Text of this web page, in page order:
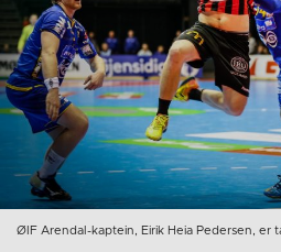
ØIF Arendal-kaptein, Eirik Heia Pedersen, er